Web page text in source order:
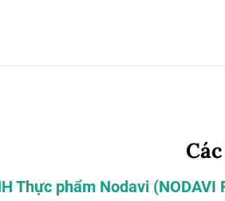
Thực phẩm Nodavi (NODAVI